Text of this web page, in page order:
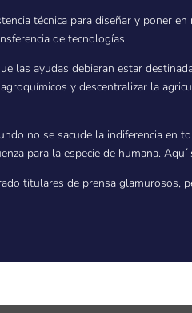
técnica para diseñar y poner
de tecnologías.
las ayudas debieran estar
y descentralizar la
no se sacude la indiferencia en
para la especie de humana. Aquí
titulares de prensa glamurosos,